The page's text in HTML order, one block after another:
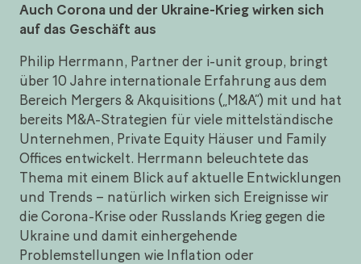
Auch Corona und der Ukraine-Krieg wirken sich
auf das Geschäft aus
Philip Herrmann, Partner der i-unit group, bringt
über 10 Jahre internationale Erfahrung aus dem
Bereich Mergers & Akquisitions („M&A“) mit und hat
bereits M&A-Strategien für viele mittelständische
Unternehmen, Private Equity Häuser und Family
Offices entwickelt. Herrmann beleuchtete das
Thema mit einem Blick auf aktuelle Entwicklungen
und Trends – natürlich wirken sich Ereignisse wir
die Corona-Krise oder Russlands Krieg gegen die
Ukraine und damit einhergehende
Problemstellungen wie Inflation oder